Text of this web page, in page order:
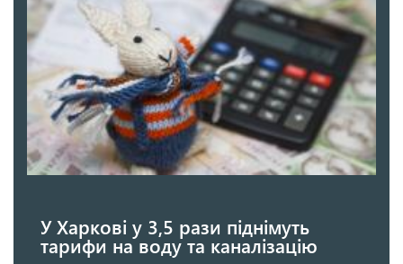
У Харкові у 3,5 рази піднімуть
тарифи на воду та каналізацію